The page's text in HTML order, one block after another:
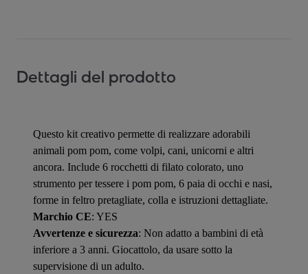
Dettagli del prodotto
Questo kit creativo permette di realizzare adorabili
animali pom pom, come volpi, cani, unicorni e altri
ancora. Include 6 rocchetti di filato colorato, uno
strumento per tessere i pom pom, 6 paia di occhi e nasi,
forme in feltro pretagliate, colla e istruzioni dettagliate.
Marchio CE: YES
Avvertenze e sicurezza: Non adatto a bambini di età
inferiore a 3 anni. Giocattolo, da usare sotto la
supervisione di un adulto.